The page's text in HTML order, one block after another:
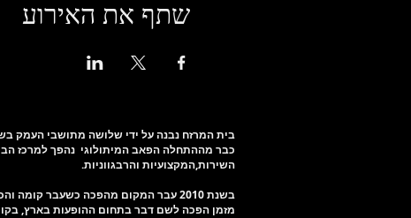
שתף את האירוע
בית המרזח נבנה על ידי שלושה מתושבי העמק בשנת 2000 על מנת להפיח את שממת תרבות
כבר מההתחלה הפאב המיתולוגי נהפך למרכז
השירות,המקצועיות והרבגווניות.
בשנת 2010 עבר המקום מהפכה כשעבר
מזמן הפכה לשם דבר בתחום ההופעות בארץ,